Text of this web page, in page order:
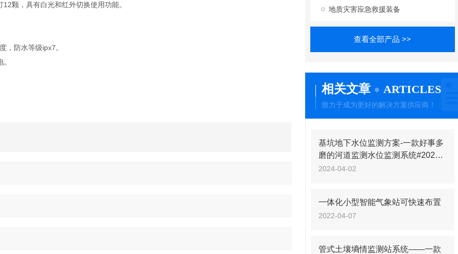
，具有白光和红外切换使用功能。
防水等级ipx7。
地质灾害应急救援装备
查看全部产品 >>
相关文章 ARTICLES
致力于成为更好的解决方案供应商！
基坑地下水位监测方案-一款好事多
磨的河道监测水位监测系统#2024
已更新
2024-04-02
一体化小型智能气象站可快速布置
2022-04-07
管式土壤墒情监测站系统——一款